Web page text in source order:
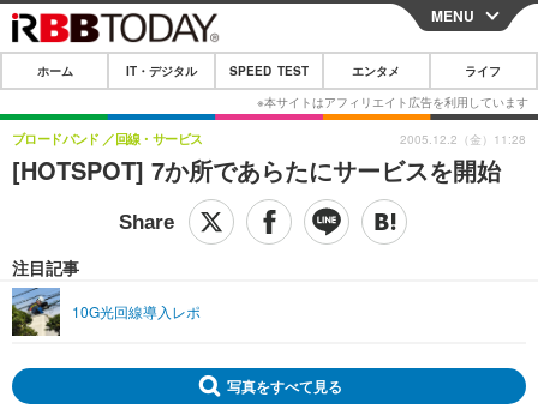
CLOSE
ホーム
IT・デジタル
IT・デジタルTOP スマートフォン
ネタ ガジェット・ツール
SPEED TEST
音楽 スポーツ
ライフ
リリース一覧
プッシュ通知の停止方法
MENU
ホーム IT・デジタル SPEED TEST エンタメ ライフ
[HOTSPOT] 7か所であらたにサービスを開始
ブロードバンド 回線・サービス
注目記事
10G光回線導入レポ
2005.12.2（金）11:28
写真をすべて見る